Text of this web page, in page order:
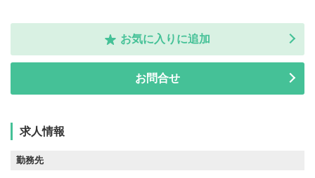
お気に入りに追加
お問合せ
求人情報
勤務先